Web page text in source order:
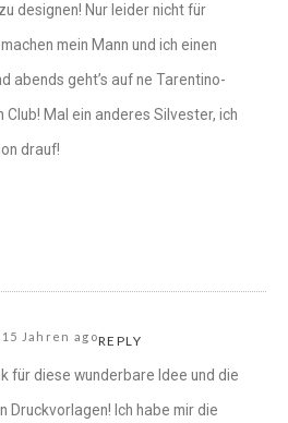
designen! Nur leider nicht für
mein Mann und ich einen
abends geht’s auf ne Tarentino-
Club! Mal ein anderes Silvester, ich
drauf!
15 Jahren agoREPLY
für diese wunderbare Idee und die
Druckvorlagen! Ich habe mir die